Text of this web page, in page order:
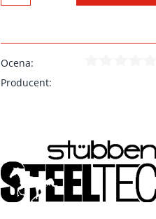
Ocena:
Producent: